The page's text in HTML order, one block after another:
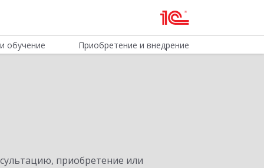
обучение Приобретение и внедрение
приобретение или